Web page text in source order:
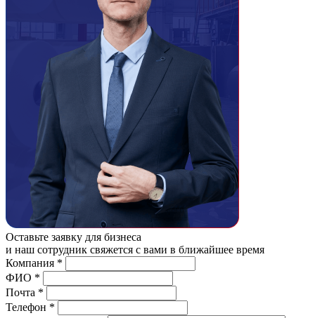
Оставьте заявку для бизнеса
и наш сотрудник свяжется с вами в ближайшее время
Компания *
ФИО *
Почта *
Телефон *